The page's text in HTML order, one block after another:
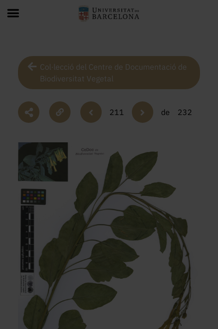
Col·lecció del Centre de Documentació de
Biodiversitat Vegetal
211 de 232